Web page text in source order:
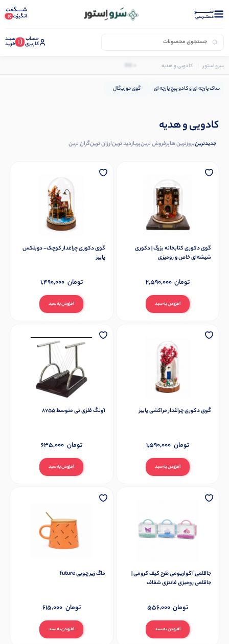
منــــــــــــو
دستــرسی
شـــــگفت
انگیزت
حساب
کاربری (: سبـد
خرید
سرو استور کادویی و هدیه
ساک پارچه ای و کادو پیچ پارچه ای گوی موزیگال
کادویی و هدیه
جدیدترینبروزترین هاپرفروش ترینپربازدید ترینارزان ترینگران ترین
گوی دکوری کتابخانه بزرگ | دکوری
شیشه‌ای خاص و رومیزی
افزودن به سبد
2,590,000 تومان
گوی دکوری چراغدار کوچک- دوبلکس
پاییز
افزودن به سبد
1,490,000 تومان
گوی دکوری چراغدار مراکشی پاییز
افزودن به سبد
1,590,000 تومان
آونگ فلزی تی متوسط 8755
افزودن به سبد
635,000 تومان
جاقلمی آکواریومی طرح کیف کرومی |
جاقلمی رومیزی فانتزی شفاف
افزودن به سبد
556,000 تومان
ماگ زیر چوبی future
افزودن به سبد
615,000 تومان